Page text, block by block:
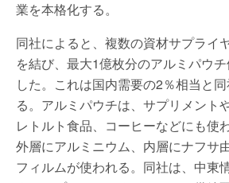
業を本格化する。
同社によると、複数の資材サプライ
を結び、最大1億枚分のアルミパウ
した。これは国内需要の2％相当と
る。アルミパウチは、サプリメント
レトルト食品、コーヒーなどにも使
外層にアルミニウム、内層にナフサ
フィルムが使われる。同社は、中東